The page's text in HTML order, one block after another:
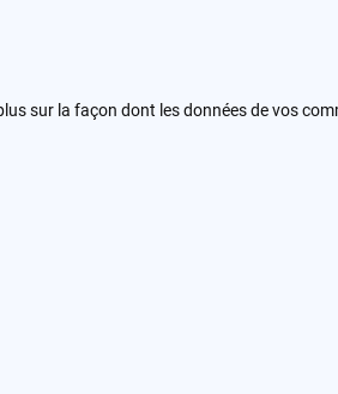
sur la façon dont les données de vos